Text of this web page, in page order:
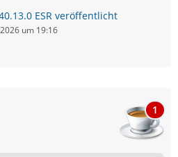
ESR veröffentlicht
um 19:16
1